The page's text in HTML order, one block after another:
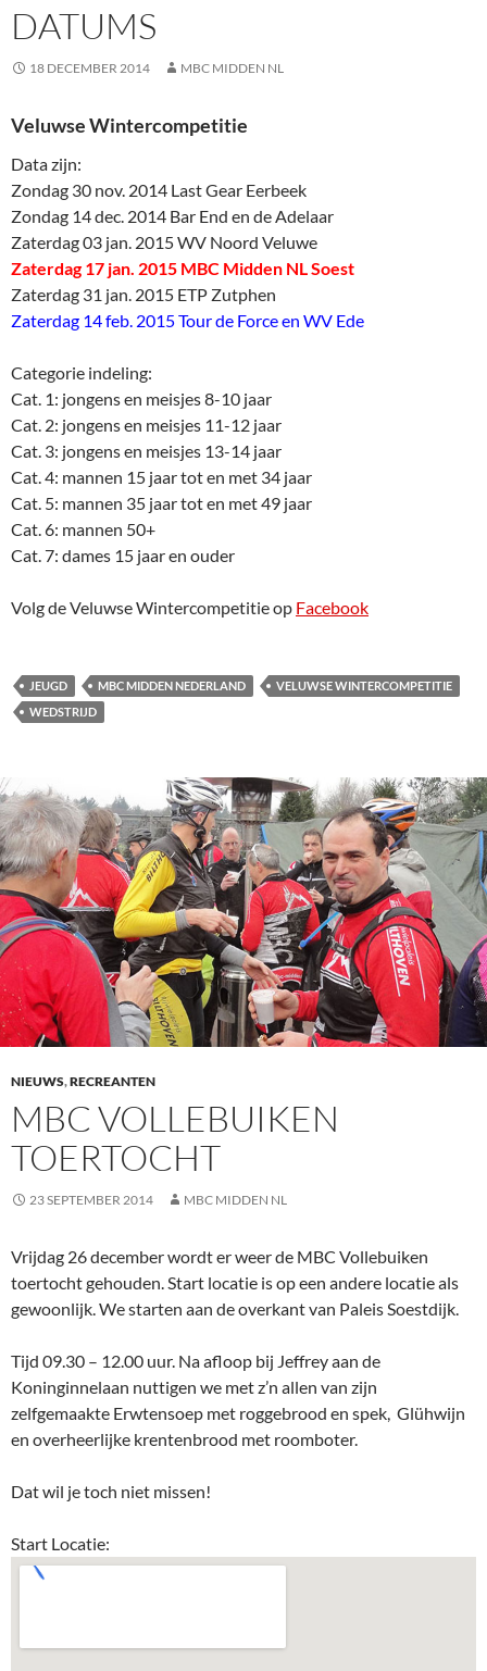
DATUMS
18 DECEMBER 2014 MBC MIDDEN NL
Veluwse Wintercompetitie
Data zijn:
Zondag 30 nov. 2014 Last Gear Eerbeek
Zondag 14 dec. 2014 Bar End en de Adelaar
Zaterdag 03 jan. 2015 WV Noord Veluwe
Zaterdag 17 jan. 2015 MBC Midden NL Soest
Zaterdag 31 jan. 2015 ETP Zutphen
Zaterdag 14 feb. 2015 Tour de Force en WV Ede
Categorie indeling:
Cat. 1: jongens en meisjes 8-10 jaar
Cat. 2: jongens en meisjes 11-12 jaar
Cat. 3: jongens en meisjes 13-14 jaar
Cat. 4: mannen 15 jaar tot en met 34 jaar
Cat. 5: mannen 35 jaar tot en met 49 jaar
Cat. 6: mannen 50+
Cat. 7: dames 15 jaar en ouder
Volg de Veluwse Wintercompetitie op Facebook
JEUGD MBC MIDDEN NEDERLAND
VELUWSE WINTERCOMPETITIE
WEDSTRIJD
NIEUWS,RECREANTEN
MBC VOLLEBUIKEN
TOERTOCHT
23 SEPTEMBER 2014 MBC MIDDEN NL
Vrijdag 26 december wordt er weer de MBC Vollebuiken
toertocht gehouden. Start locatie is op een andere locatie als
gewoonlijk. We starten aan de overkant van Paleis Soestdijk.
Tijd 09.30 – 12.00 uur. Na afloop bij Jeffrey aan de
Koninginnelaan nuttigen we met z’n allen van zijn
zelfgemaakte Erwtensoep met roggebrood en spek, Glühwijn
en overheerlijke krentenbrood met roomboter.
Dat wil je toch niet missen!
Start Locatie: